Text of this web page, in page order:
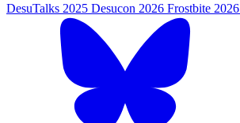
DesuTalks 2025 Desucon 2026 Frostbite 2026